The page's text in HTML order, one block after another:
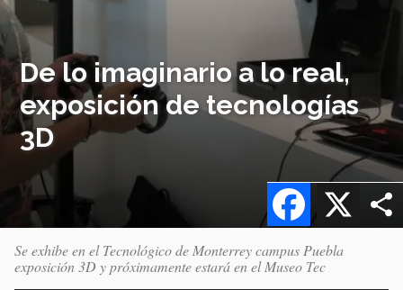
De lo imaginario a lo real,
exposición de tecnologías
3D
X
Facebook
Se exhibe en el Tecnológico de Monterrey campus Puebla
exposición 3D y próximamente estará en el Museo Tec